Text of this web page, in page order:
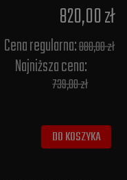
820,00 zł
Cena regularna:880,00 zł
Najniższa cena:
739,00 zł
DO KOSZYKA